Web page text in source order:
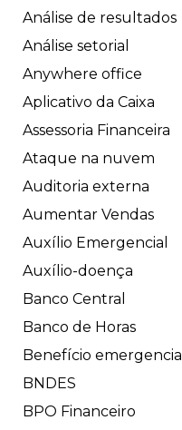
Análise de resultados
Análise setorial
Anywhere office
Aplicativo da Caixa
Assessoria Financeira
Ataque na nuvem
Auditoria externa
Aumentar Vendas
Auxílio Emergencial
Auxílio-doença
Banco Central
Banco de Horas
Benefício emergencial
BNDES
BPO Financeiro